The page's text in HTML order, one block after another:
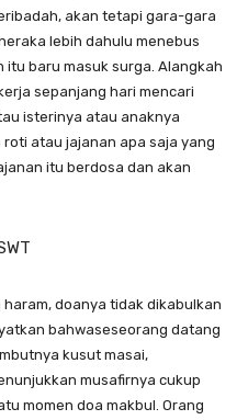
akan tetapi gara-gara
lebih dahulu menebus
itu baru masuk surga. Alangkah
sepanjang hari mencari
isterinya atau anaknya
atau jajanan apa saja yang
itu berdosa dan akan
doanya tidak dikabulkan
bahwaseseorang datang
kusut masai,
musafirnya cukup
momen doa makbul. Orang